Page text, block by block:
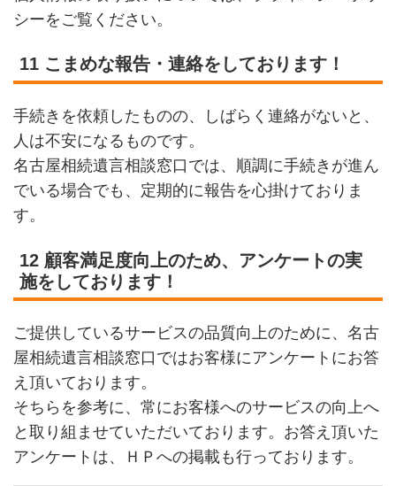
シーをご覧ください。
11 こまめな報告・連絡をしております！
手続きを依頼したものの、しばらく連絡がないと、
人は不安になるものです。
名古屋相続遺言相談窓口では、順調に手続きが進ん
でいる場合でも、定期的に報告を心掛けておりま
す。
12 顧客満足度向上のため、アンケートの実
施をしております！
ご提供しているサービスの品質向上のために、名古
屋相続遺言相談窓口ではお客様にアンケートにお答
え頂いております。
そちらを参考に、常にお客様へのサービスの向上へ
と取り組ませていただいております。お答え頂いた
アンケートは、ＨＰへの掲載も行っております。